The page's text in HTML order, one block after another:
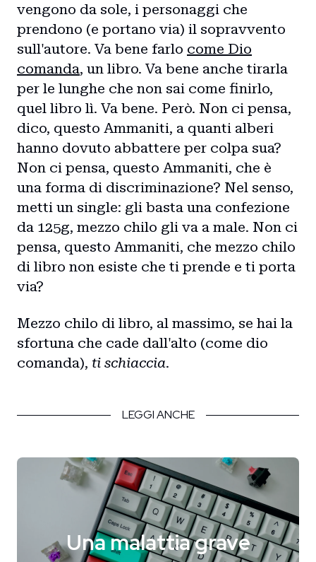
Intro
Blog
Storie
vengono da sole, i personaggi che
prendono (e portano via) il sopravvento
sull'autore. Va bene farlo come Dio
comanda, un libro. Va bene anche tirarla
per le lunghe che non sai come finirlo,
quel libro lì. Va bene. Però. Non ci pensa,
dico, questo Ammaniti, a quanti alberi
hanno dovuto abbattere per colpa sua?
Non ci pensa, questo Ammaniti, che è
una forma di discriminazione? Nel senso,
metti un single: gli basta una confezione
da 125g, mezzo chilo gli va a male. Non ci
pensa, questo Ammaniti, che mezzo chilo
di libro non esiste che ti prende e ti porta
via?
Mezzo chilo di libro, al massimo, se hai la
sfortuna che cade dall'alto (come dio
comanda), ti schiaccia.
LEGGI ANCHE
Una malattia grave